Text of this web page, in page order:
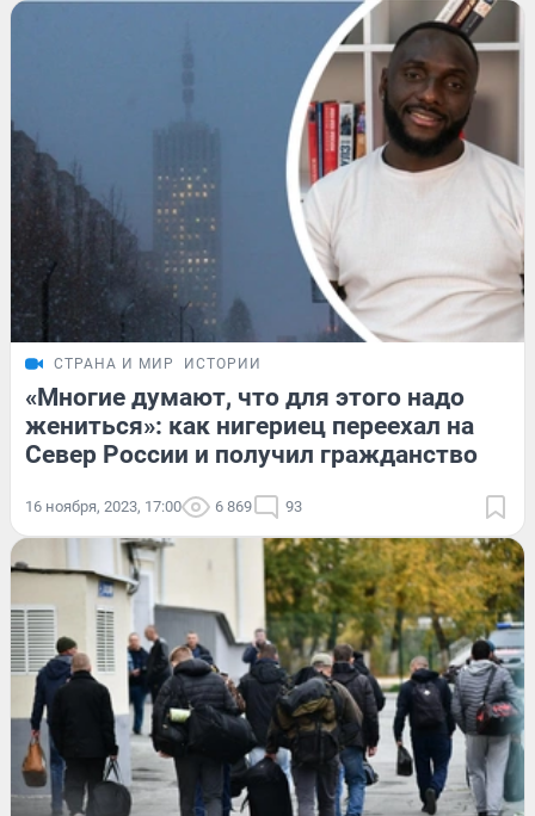
СТРАНА И МИР ИСТОРИИ
«Многие думают, что для этого надо
жениться»: как нигериец переехал на
Север России и получил гражданство
16 ноября, 2023, 17:00 6 869 93